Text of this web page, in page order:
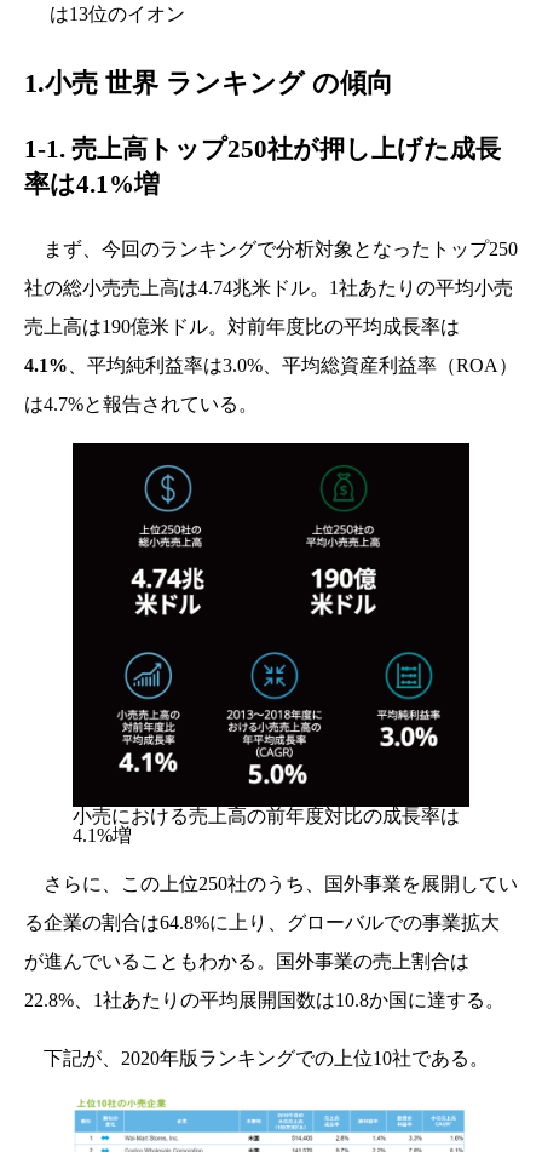
は13位のイオン
1.小売 世界 ランキング の傾向
1-1. 売上高トップ250社が押し上げた成長
率は4.1%増
まず、今回のランキングで分析対象となったトップ250
社の総小売売上高は4.74兆米ドル。1社あたりの平均小売
売上高は190億米ドル。対前年度比の平均成長率は
4.1% 、平均純利益率は3.0%、平均総資産利益率（ROA）
は4.7%と報告されている。
小売における売上高の前年度対比の成長率は
4.1%増
さらに、この上位250社のうち、国外事業を展開してい
る企業の割合は64.8%に上り、グローバルでの事業拡大
が進んでいることもわかる。国外事業の売上割合は
22.8%、1社あたりの平均展開国数は10.8か国に達する。
下記が、2020年版ランキングでの上位10社である。